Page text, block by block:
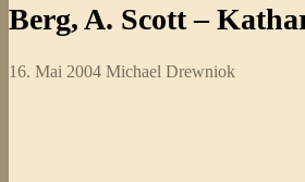
Berg, A. Scott –
16. Mai 2004 Michael Drewniok